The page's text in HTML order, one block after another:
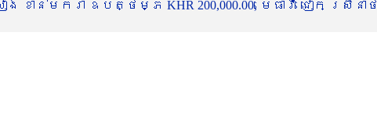
ខាន់មករា ឧបត្ថម្ភ KHR 200,000.00, មេធាវី ជៀក ស្រីនាថ